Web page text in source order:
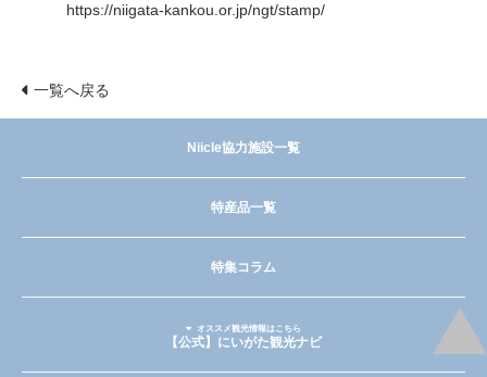
https://niigata-kankou.or.jp/ngt/stamp/
一覧へ戻る
Niicle協力施設一覧
特産品一覧
特集コラム
オススメ観光情報はこちら
【公式】にいがた観光ナビ